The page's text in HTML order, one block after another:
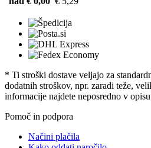
* Ti stroški dostave veljajo za
dodatnih stroškov, npr. zaradi teže,
informacije najdete neposredno v
Pomoč in podpora
Načini plačila